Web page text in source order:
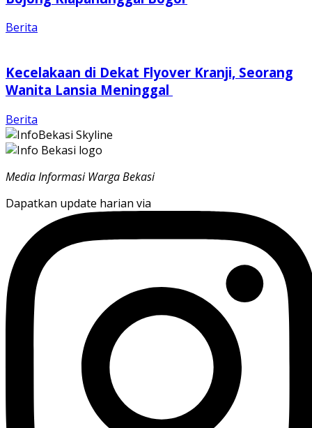
Berita
Kecelakaan di Dekat Flyover Kranji, Seorang
Wanita Lansia Meninggal
Berita
Media Informasi Warga Bekasi
Dapatkan update harian via